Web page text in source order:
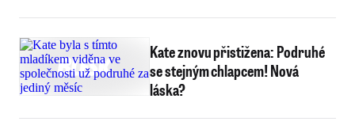
Kate znovu přistižena: Podruhé
se stejným chlapcem! Nová
láska?